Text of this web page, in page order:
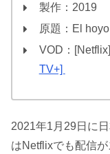
製作：2019
原題：El hoyo
VOD：[Netflix]
TV+]
2021年1月29日に
はNetflixでも配信